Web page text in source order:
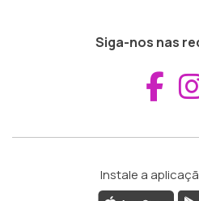
Siga-nos nas
Instale a